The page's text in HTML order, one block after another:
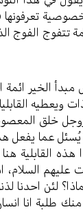
تعرفونها
تتفوج الفوج
الخير
ويعطيه
عزوجل خلق
عما يفعل هذه
هذه القابلية
السلام،
لئن احدنا
طلبة انا